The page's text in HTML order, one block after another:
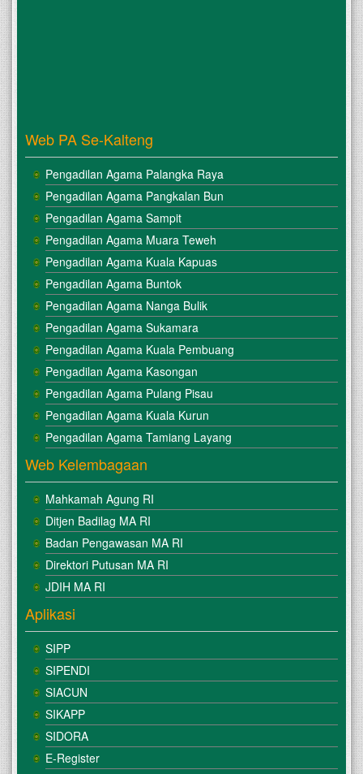
Web PA Se-Kalteng
Pengadilan Agama Palangka Raya
Pengadilan Agama Pangkalan Bun
Pengadilan Agama Sampit
Pengadilan Agama Muara Teweh
Pengadilan Agama Kuala Kapuas
Pengadilan Agama Buntok
Pengadilan Agama Nanga Bulik
Pengadilan Agama Sukamara
Pengadilan Agama Kuala Pembuang
Pengadilan Agama Kasongan
Pengadilan Agama Pulang Pisau
Pengadilan Agama Kuala Kurun
Pengadilan Agama Tamiang Layang
Web Kelembagaan
Mahkamah Agung RI
Ditjen Badilag MA RI
Badan Pengawasan MA RI
Direktori Putusan MA RI
JDIH MA RI
Aplikasi
SIPP
SIPENDI
SIACUN
SIKAPP
SIDORA
E-Register